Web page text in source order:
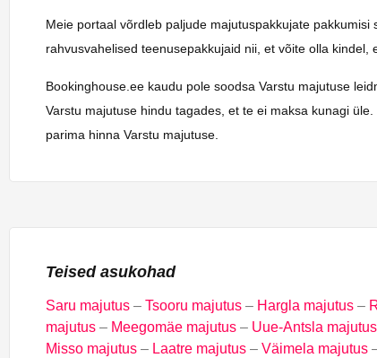
Meie portaal võrdleb paljude majutuspakkujate
rahvusvahelised teenusepakkujaid nii, et võite olla kindel,
Bookinghouse.ee kaudu pole soodsa Varstu majutuse
Varstu majutuse hindu tagades, et te ei maksa kunagi
parima hinna Varstu majutuse.
Teised asukohad
Saru majutus – Tsooru majutus – Hargla majutus –
majutus – Meegomäe majutus – Uue-Antsla majutus
Misso majutus – Laatre majutus – Väimela majutus